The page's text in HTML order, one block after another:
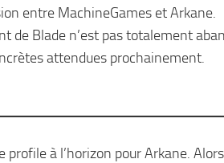
entre MachineGames et Arkane.
de Blade n’est pas totalement
attendues prochainement.
profile à l’horizon pour Arkane.